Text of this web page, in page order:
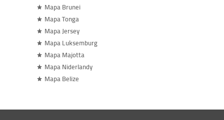
Mapa Brunei
Mapa Tonga
Mapa Jersey
Mapa Luksemburg
Mapa Majotta
Mapa Niderlandy
Mapa Belize